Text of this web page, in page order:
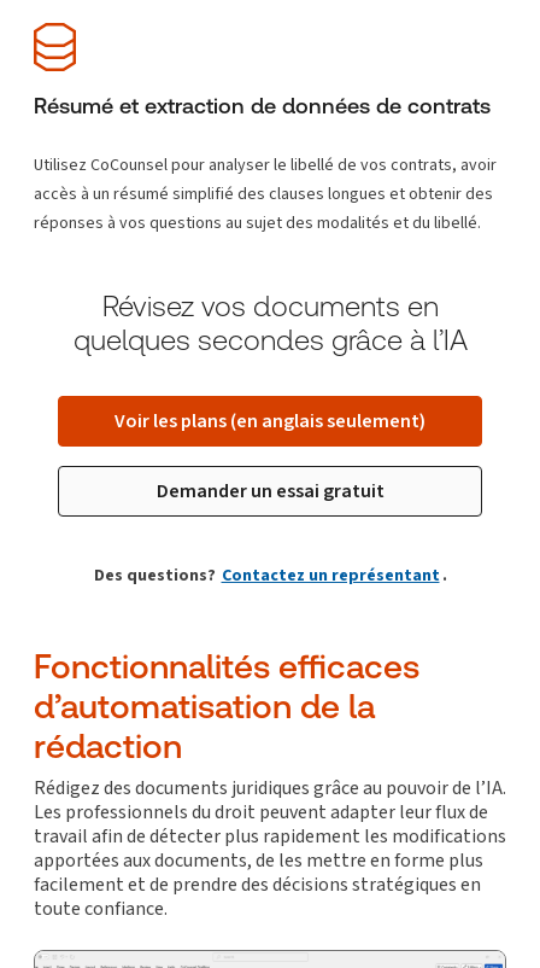
Résumé et extraction de données de contrats
Utilisez CoCounsel pour analyser le libellé de vos contrats, avoir
accès à un résumé simplifié des clauses longues et obtenir des
réponses à vos questions au sujet des modalités et du libellé.
Révisez vos documents en
quelques secondes grâce à l’IA
Voir les plans (en anglais seulement)
Demander un essai gratuit
Des questions? Contactez un représentant.
Fonctionnalités efficaces
d’automatisation de la
rédaction
Rédigez des documents juridiques grâce au pouvoir de l’IA.
Les professionnels du droit peuvent adapter leur flux de
travail afin de détecter plus rapidement les modifications
apportées aux documents, de les mettre en forme plus
facilement et de prendre des décisions stratégiques en
toute confiance.